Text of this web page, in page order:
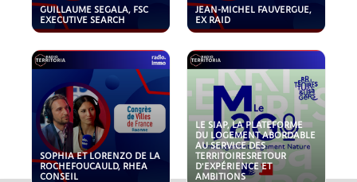
GUILLAUME SEGALA, FSC
EXECUTIVE SEARCH
JEAN-MICHEL FAUVERGUE,
EX RAID
SOPHIA ET LORENZO DE LA
ROCHEFOUCAULD, RHEA
CONSEIL
LE SIAP, LA PLATEFORME
DU LOGEMENT ABORDABLE
AU SERVICE DES
TERRITOIRESRETOUR
D'EXPÉRIENCE ET
AMBITIONS